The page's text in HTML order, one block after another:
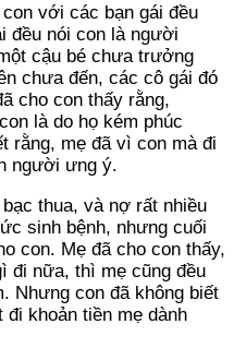
với các bạn gái đều
đều nói con là người
cậu bé chưa trưởng
chưa đến, các cô gái đó
cho con thấy rằng,
là do họ kém phúc
rằng, mẹ đã vì con mà đi
người ưng ý.
thua, và nợ rất nhiều
sinh bệnh, nhưng cuối
con. Mẹ đã cho con thấy,
đi nữa, thì mẹ cũng đều
Nhưng con đã không biết
khoản tiền mẹ dành